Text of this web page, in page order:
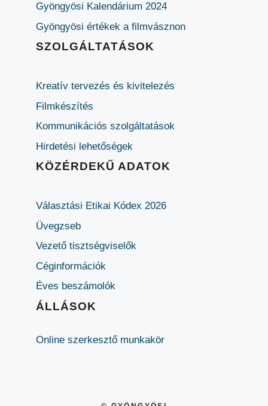
Gyöngyösi Kalendárium 2024
Gyöngyösi értékek a filmvásznon
SZOLGÁLTATÁSOK
Kreatív tervezés és kivitelezés
Filmkészítés
Kommunikációs szolgáltatások
Hirdetési lehetőségek
KÖZÉRDEKŰ ADATOK
Választási Etikai Kódex 2026
Üvegzseb
Vezető tisztségviselők
Céginformációk
Éves beszámolók
ÁLLÁSOK
Online szerkesztő munkakör